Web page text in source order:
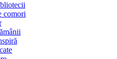
comori